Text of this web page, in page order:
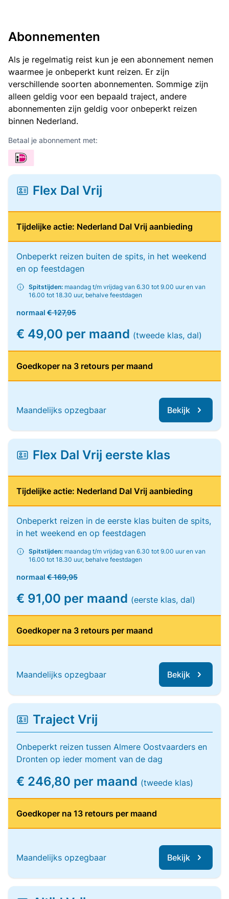
Abonnementen
Als je regelmatig reist kun je een abonnement nemen
waarmee je onbeperkt kunt reizen. Er zijn
verschillende soorten abonnementen. Sommige zijn
alleen geldig voor een bepaald traject, andere
abonnementen zijn geldig voor onbeperkt reizen
binnen Nederland.
Betaal je abonnement met:
Flex Dal Vrij
Tijdelijke actie: Nederland Dal Vrij aanbieding
Onbeperkt reizen buiten de spits, in het weekend
en op feestdagen
Spitstijden: maandag t/m vrijdag van 6.30 tot 9.00 uur en van
16.00 tot 18.30 uur, behalve feestdagen
normaal € 127,95
€ 49,00 per maand (tweede klas, dal)
Goedkoper na 3 retours per maand
Maandelijks opzegbaar Bekijk
Flex Dal Vrij eerste klas
Tijdelijke actie: Nederland Dal Vrij aanbieding
Onbeperkt reizen in de eerste klas buiten de spits,
in het weekend en op feestdagen
Spitstijden: maandag t/m vrijdag van 6.30 tot 9.00 uur en van
16.00 tot 18.30 uur, behalve feestdagen
normaal € 169,95
€ 91,00 per maand (eerste klas, dal)
Goedkoper na 3 retours per maand
Maandelijks opzegbaar Bekijk
Traject Vrij
Onbeperkt reizen tussen Almere Oostvaarders en
Dronten op ieder moment van de dag
€ 246,80 per maand (tweede klas)
Goedkoper na 13 retours per maand
Maandelijks opzegbaar Bekijk